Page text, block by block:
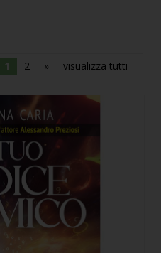
1 2 » visualizza tutti